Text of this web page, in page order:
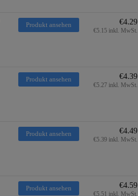
Produkt ansehen €4.29
€5.15 inkl. MwSt.
Produkt ansehen €4.39
€5.27 inkl. MwSt.
Produkt ansehen €4.49
€5.39 inkl. MwSt.
Produkt ansehen €4.59
€5.51 inkl. MwSt.